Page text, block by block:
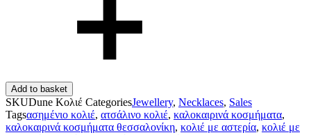
Add to basket
SKUDune Κολιέ CategoriesJewellery, Necklaces, Sales
Tagsασημένιο κολιέ, ατσάλινο κολιέ, καλοκαιρινά κοσμήματα,
καλοκαιρινά κοσμήματα θεσσαλονίκη, κολιέ με αστερία, κολιέ με